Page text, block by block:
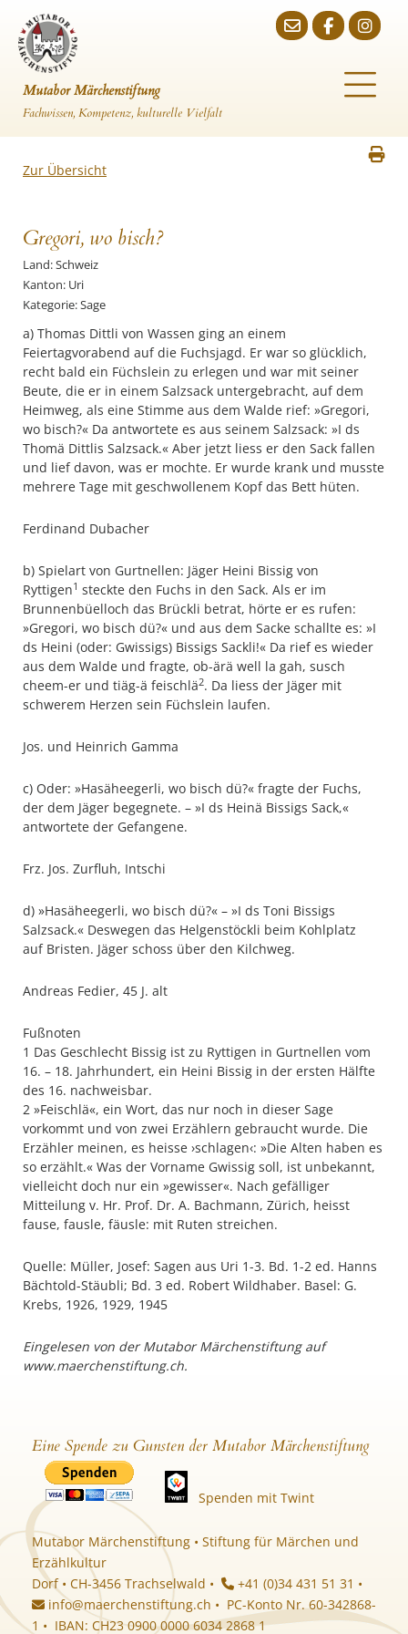
Mutabor Märchenstiftung
Fachwissen, Kompetenz, kulturelle Vielfalt
Zur Übersicht
Gregori, wo bisch?
Land: Schweiz
Kanton: Uri
Kategorie: Sage
a) Thomas Dittli von Wassen ging an einem
Feiertagvorabend auf die Fuchsjagd. Er war so glücklich,
recht bald ein Füchslein zu erlegen und war mit seiner
Beute, die er in einem Salzsack untergebracht, auf dem
Heimweg, als eine Stimme aus dem Walde rief: »Gregori,
wo bisch?« Da antwortete es aus seinem Salzsack: »I ds
Thomä Dittlis Salzsack.« Aber jetzt liess er den Sack fallen
und lief davon, was er mochte. Er wurde krank und musste
mehrere Tage mit geschwollenem Kopf das Bett hüten.
Ferdinand Dubacher
b) Spielart von Gurtnellen: Jäger Heini Bissig von
Ryttigen1 steckte den Fuchs in den Sack. Als er im
Brunnenbüelloch das Brückli betrat, hörte er es rufen:
»Gregori, wo bisch dü?« und aus dem Sacke schallte es: »I
ds Heini (oder: Gwissigs) Bissigs Sackli!« Da rief es wieder
aus dem Walde und fragte, ob-ärä well la gah, susch
cheem-er und tiäg-ä feischlä2. Da liess der Jäger mit
schwerem Herzen sein Füchslein laufen.
Jos. und Heinrich Gamma
c) Oder: »Hasäheegerli, wo bisch dü?« fragte der Fuchs,
der dem Jäger begegnete. – »I ds Heinä Bissigs Sack,«
antwortete der Gefangene.
Frz. Jos. Zurfluh, Intschi
d) »Hasäheegerli, wo bisch dü?« – »I ds Toni Bissigs
Salzsack.« Deswegen das Helgenstöckli beim Kohlplatz
auf Bristen. Jäger schoss über den Kilchweg.
Andreas Fedier, 45 J. alt
Fußnoten
1 Das Geschlecht Bissig ist zu Ryttigen in Gurtnellen vom
16. – 18. Jahrhundert, ein Heini Bissig in der ersten Hälfte
des 16. nachweisbar.
2 »Feischlä«, ein Wort, das nur noch in dieser Sage
vorkommt und von zwei Erzählern gebraucht wurde. Die
Erzähler meinen, es heisse ›schlagen‹: »Die Alten haben es
so erzählt.« Was der Vorname Gwissig soll, ist unbekannt,
vielleicht doch nur ein »gewisser«. Nach gefälliger
Mitteilung v. Hr. Prof. Dr. A. Bachmann, Zürich, heisst
fause, fausle, fäusle: mit Ruten streichen.
Quelle: Müller, Josef: Sagen aus Uri 1-3. Bd. 1-2 ed. Hanns
Bächtold-Stäubli; Bd. 3 ed. Robert Wildhaber. Basel: G.
Krebs, 1926, 1929, 1945
Eingelesen von der Mutabor Märchenstiftung auf
www.maerchenstiftung.ch.
Eine Spende zu Gunsten der Mutabor Märchenstiftung
Spenden mit Twint
Mutabor Märchenstiftung • Stiftung für Märchen und
Erzählkultur
Dorf • CH-3456 Trachselwald •
+41 (0)34 431 51 31 •
info@maerchenstiftung.ch • PC-Konto Nr. 60-342868-
1 • IBAN: CH23 0900 0000 6034 2868 1